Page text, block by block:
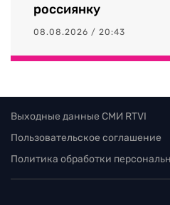
россиянку
08.08.2026 / 20:43
Выходные данные СМИ RTVI
Пользовательское соглашение
Политика обработки